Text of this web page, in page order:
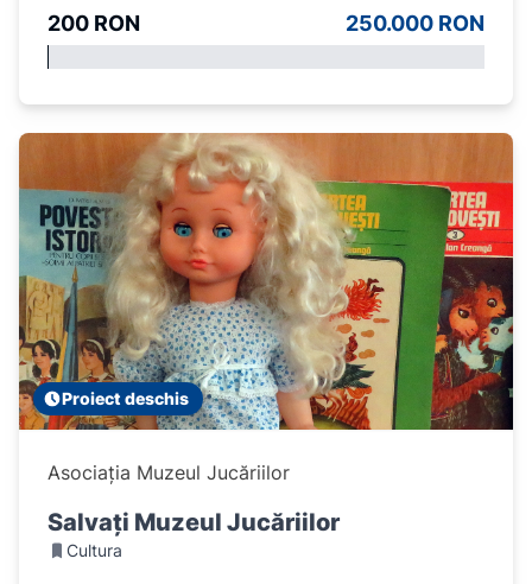
200 RON 250.000 RON
Proiect deschis
Asociația Muzeul Jucăriilor
Salvați Muzeul Jucăriilor
Cultura